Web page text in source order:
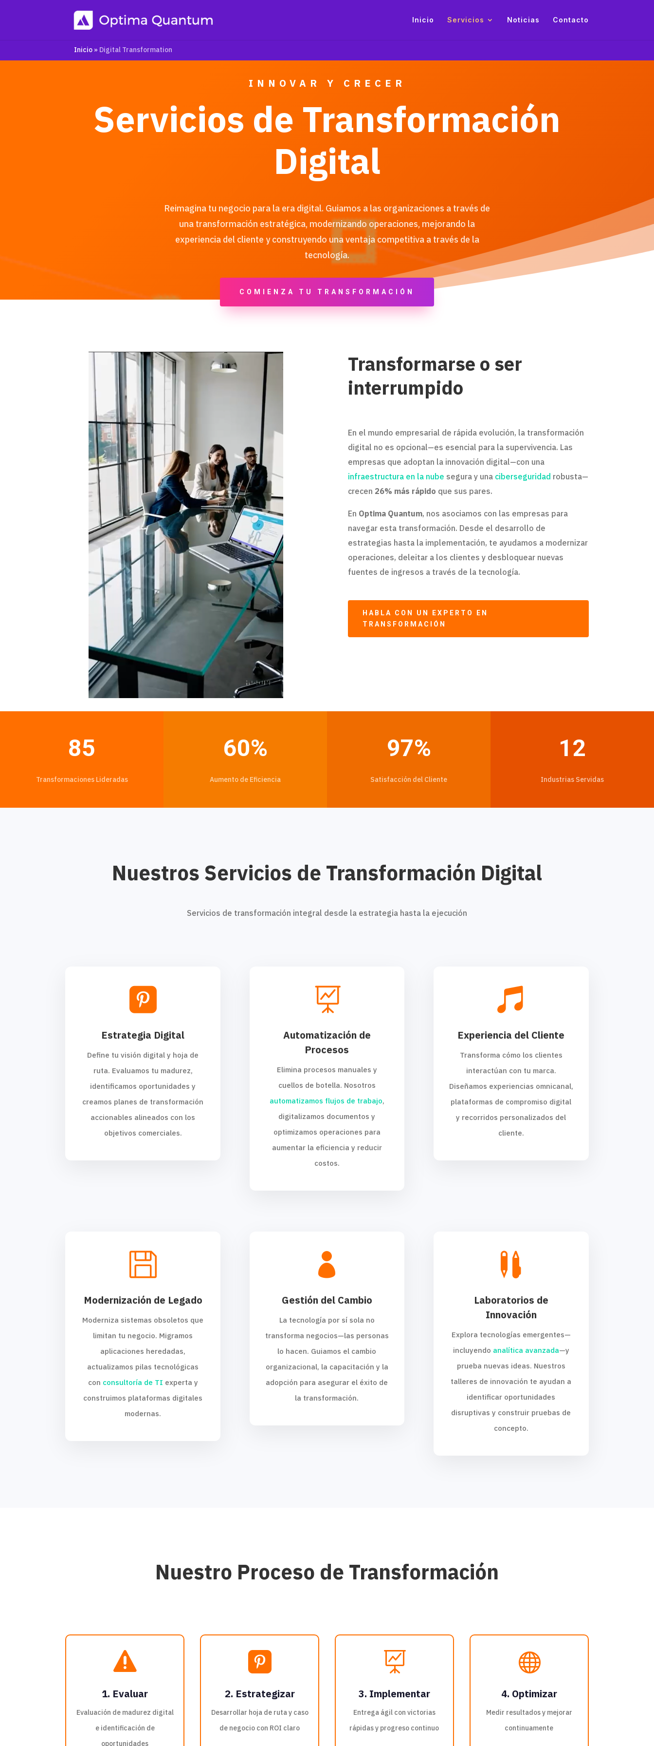
Inicio Servicios Noticias Contacto
Inicio » Digital Transformation
INNOVAR Y CRECER
Servicios de Transformación
Digital
Reimagina tu negocio para la era digital. Guiamos a las organizaciones a través de
una transformación estratégica, modernizando operaciones, mejorando la
experiencia del cliente y construyendo una ventaja competitiva a través de la
tecnología.
COMIENZA TU TRANSFORMACIÓN
Transformarse o ser
interrumpido
En el mundo empresarial de rápida evolución, la transformación
digital no es opcional—es esencial para la supervivencia. Las
empresas que adoptan la innovación digital—con una
infraestructura en la nube segura y una ciberseguridad robusta—
crecen 26% más rápido que sus pares.
En Optima Quantum, nos asociamos con las empresas para
navegar esta transformación. Desde el desarrollo de
estrategias hasta la implementación, te ayudamos a modernizar
operaciones, deleitar a los clientes y desbloquear nuevas
fuentes de ingresos a través de la tecnología.
HABLA CON UN EXPERTO EN
TRANSFORMACIÓN
85
Transformaciones Lideradas
60%
Aumento de Eficiencia
97%
Satisfacción del Cliente
12
Industrias Servidas
Nuestros Servicios de Transformación Digital
Servicios de transformación integral desde la estrategia hasta la ejecución

Estrategia Digital
Define tu visión digital y hoja de
ruta. Evaluamos tu madurez,
identificamos oportunidades y
creamos planes de transformación
accionables alineados con los
objetivos comerciales.

Automatización de
Procesos
Elimina procesos manuales y
cuellos de botella. Nosotros
automatizamos flujos de trabajo,
digitalizamos documentos y
optimizamos operaciones para
aumentar la eficiencia y reducir
costos.

Experiencia del Cliente
Transforma cómo los clientes
interactúan con tu marca.
Diseñamos experiencias omnicanal,
plataformas de compromiso digital
y recorridos personalizados del
cliente.

Modernización de Legado
Moderniza sistemas obsoletos que
limitan tu negocio. Migramos
aplicaciones heredadas,
actualizamos pilas tecnológicas
con consultoría de TI experta y
construimos plataformas digitales
modernas.

Gestión del Cambio
La tecnología por sí sola no
transforma negocios—las personas
lo hacen. Guiamos el cambio
organizacional, la capacitación y la
adopción para asegurar el éxito de
la transformación.

Laboratorios de
Innovación
Explora tecnologías emergentes—
incluyendo analítica avanzada—y
prueba nuevas ideas. Nuestros
talleres de innovación te ayudan a
identificar oportunidades
disruptivas y construir pruebas de
concepto.
Nuestro Proceso de Transformación

1. Evaluar
Evaluación de madurez digital
e identificación de
oportunidades

2. Estrategizar
Desarrollar hoja de ruta y caso
de negocio con ROI claro

3. Implementar
Entrega ágil con victorias
rápidas y progreso continuo

4. Optimizar
Medir resultados y mejorar
continuamente